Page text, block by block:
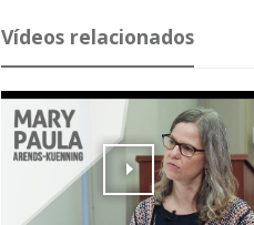
Vídeos relacionados